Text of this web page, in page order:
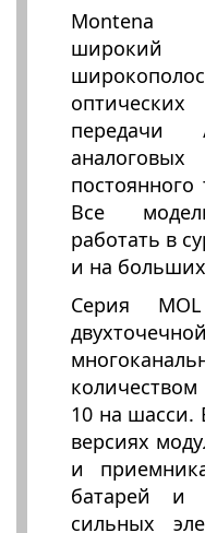
Montena
передачи
постоянного
Все
работать в
и на
Серия
10 на шасси.
версиях
и
батарей и
сильных